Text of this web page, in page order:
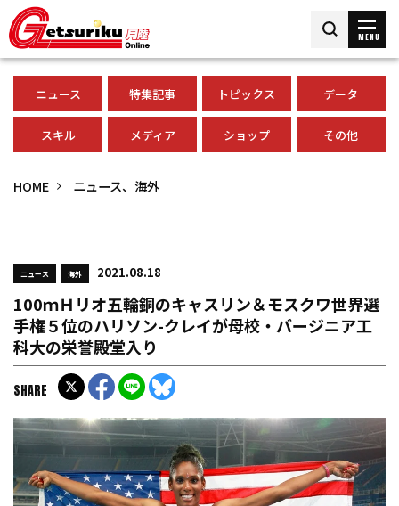
MENU
ニュース 特集記事 トピックス データ
スキル メディア ショップ その他
HOME ニュース、海外
ニュース 海外 2021.08.18
100ｍＨリオ五輪銅のキャスリン＆モスクワ世界選
手権５位のハリソン-クレイが母校・バージニア工
科大の栄誉殿堂入り
SHARE